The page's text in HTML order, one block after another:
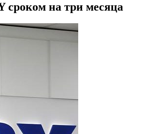
на три месяца